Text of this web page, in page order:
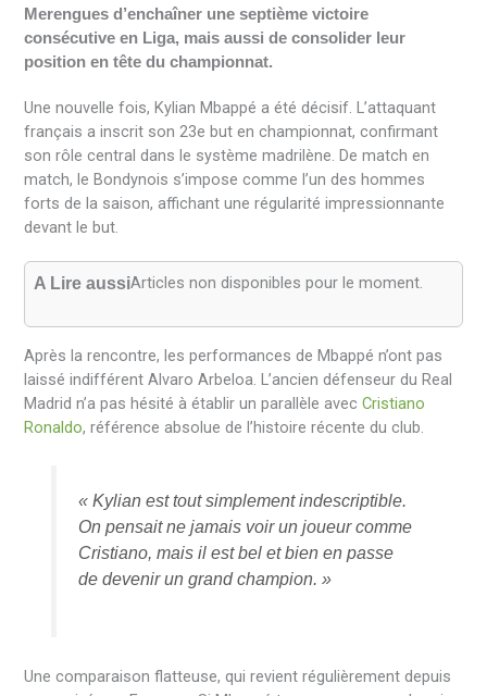
Merengues d’enchaîner une septième victoire
consécutive en Liga, mais aussi de consolider leur
position en tête du championnat.
Une nouvelle fois, Kylian Mbappé a été décisif. L’attaquant
français a inscrit son 23e but en championnat, confirmant
son rôle central dans le système madrilène. De match en
match, le Bondynois s’impose comme l’un des hommes
forts de la saison, affichant une régularité impressionnante
devant le but.
A Lire aussiArticles non disponibles pour le moment.
Après la rencontre, les performances de Mbappé n’ont pas
laissé indifférent Alvaro Arbeloa. L’ancien défenseur du Real
Madrid n’a pas hésité à établir un parallèle avecCristiano
Ronaldo, référence absolue de l’histoire récente du club.
« Kylian est tout simplement indescriptible.
On pensait ne jamais voir un joueur comme
Cristiano, mais il est bel et bien en passe
de devenir un grand champion. »
Une comparaison flatteuse, qui revient régulièrement depuis